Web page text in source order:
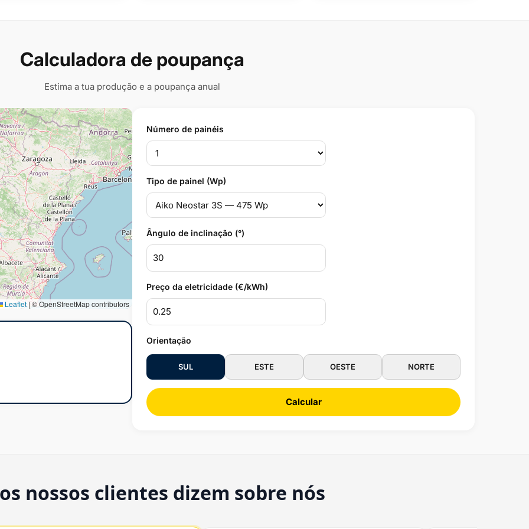
Calculadora de poupança
Estima a tua produção e a poupança anual
Leaflet | © OpenStreetMap contributors
Número de painéis
Tipo de painel (Wp)
Ângulo de inclinação (°)
Preço da eletricidade (€/kWh)
Orientação
SUL ESTE OESTE NORTE
Calcular
nossos clientes dizem sobre nós